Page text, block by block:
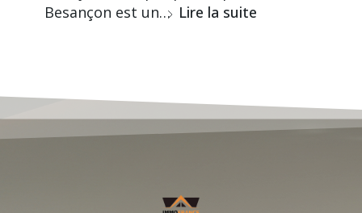
Besançon est un… Lire la suite